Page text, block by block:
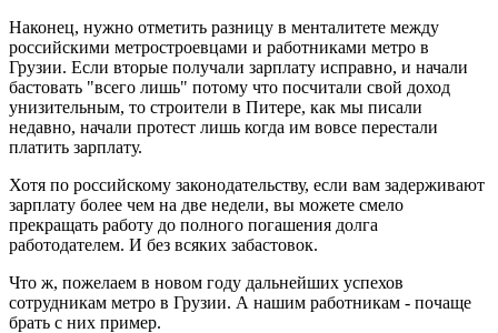
Наконец, нужно отметить разницу в менталитете между
российскими метростроевцами и работниками метро в
Грузии. Если вторые получали зарплату исправно, и начали
бастовать "всего лишь" потому что посчитали свой доход
унизительным, то строители в Питере, как мы писали
недавно, начали протест лишь когда им вовсе перестали
платить зарплату.
Хотя по российскому законодательству, если вам задерживают
зарплату более чем на две недели, вы можете смело
прекращать работу до полного погашения долга
работодателем. И без всяких забастовок.
Что ж, пожелаем в новом году дальнейших успехов
сотрудникам метро в Грузии. А нашим работникам - почаще
брать с них пример.